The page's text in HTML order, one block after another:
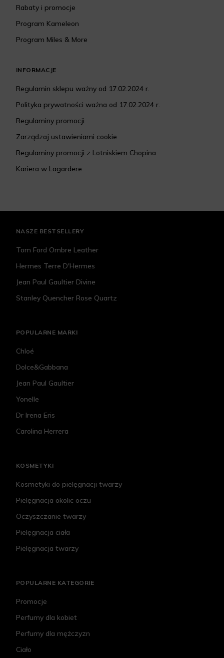
Rabaty i promocje
Program Kameleon
Program Miles & More
INFORMACJE
Regulamin sklepu ważny od 17.02.2024 r.
Polityka prywatności ważna od 17.02.2024 r.
Regulaminy promocji
Zarządzaj ustawieniami cookie
Regulaminy promocji z Lotniskiem Chopina
Kariera w Lagardere
NASZE BESTSELLERY
Tom Ford Ombre Leather
Hermes Terre D'Hermes
Jean Paul Gaultier Divine
Stanley Quencher Rose Quartz
POPULARNE MARKI
Chloé
Dolce&Gabbana
Jean Paul Gaultier
Yonelle
Dr Irena Eris
Carolina Herrera
KOSMETYKI
Kosmetyki do pielęgnacji twarzy
Pielęgnacja okolic oczu
Oczyszczanie twarzy
Pielęgnacja ciała
Pielęgnacja twarzy
POPULARNE KATEGORIE
Promocje
Perfumy dla kobiet
Perfumy dla mężczyzn
Ciało